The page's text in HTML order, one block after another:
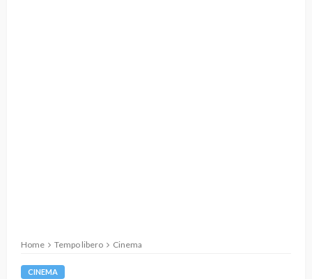
Home Tempo libero Cinema
CINEMA